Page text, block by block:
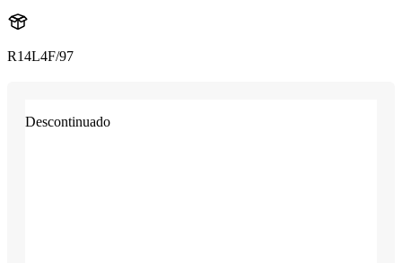
R14L4F/97
Descontinuado